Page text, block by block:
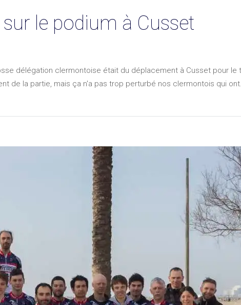
le podium à Cusset
délégation clermontoise était du déplacement à Cusset pour le
de la partie, mais ça n'a pas trop perturbé nos clermontois qui